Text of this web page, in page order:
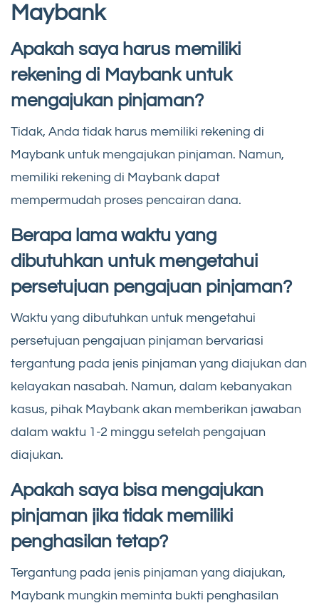
Maybank
Apakah saya harus memiliki
rekening di Maybank untuk
mengajukan pinjaman?
Tidak, Anda tidak harus memiliki rekening di
Maybank untuk mengajukan pinjaman. Namun,
memiliki rekening di Maybank dapat
mempermudah proses pencairan dana.
Berapa lama waktu yang
dibutuhkan untuk mengetahui
persetujuan pengajuan pinjaman?
Waktu yang dibutuhkan untuk mengetahui
persetujuan pengajuan pinjaman bervariasi
tergantung pada jenis pinjaman yang diajukan dan
kelayakan nasabah. Namun, dalam kebanyakan
kasus, pihak Maybank akan memberikan jawaban
dalam waktu 1-2 minggu setelah pengajuan
diajukan.
Apakah saya bisa mengajukan
pinjaman jika tidak memiliki
penghasilan tetap?
Tergantung pada jenis pinjaman yang diajukan,
Maybank mungkin meminta bukti penghasilan